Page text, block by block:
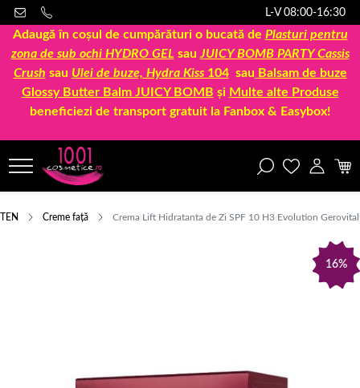
L-V 08:00-16:30
Adaugă în coșul de cumpărături o bucată de Plasturi pentru
zona de sub ochi HYDRO GEL sau JUICY BOMB PARTY Cassis
Crush sau Ulei de buze, Hydra Kiss 104sau Balsam de buze
Glossy Butter Balm JUICY BOMB și Multe alte Produse
beneficiezi de transport gratuit la Fanbox & Easybox!
TEN Creme față Crema Lift Hidratanta de Zi SPF 10 H3 Evolution
16%